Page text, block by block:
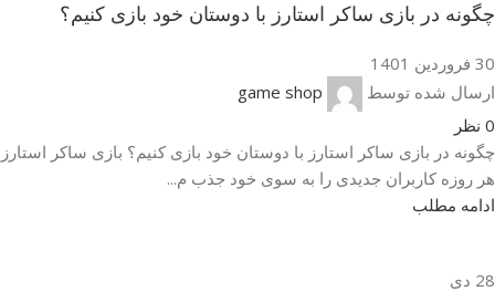
چگونه در بازی ساکر استارز با دوستان خود بازی کنیم؟
30 فروردین 1401
ارسال شده توسط
game shop
0 نظر
چگونه در بازی ساکر استارز با دوستان خود بازی کنیم؟ بازی ساکر استارز
هر روزه کاربران جدیدی را به سوی خود جذب م...
ادامه مطلب
28 دی